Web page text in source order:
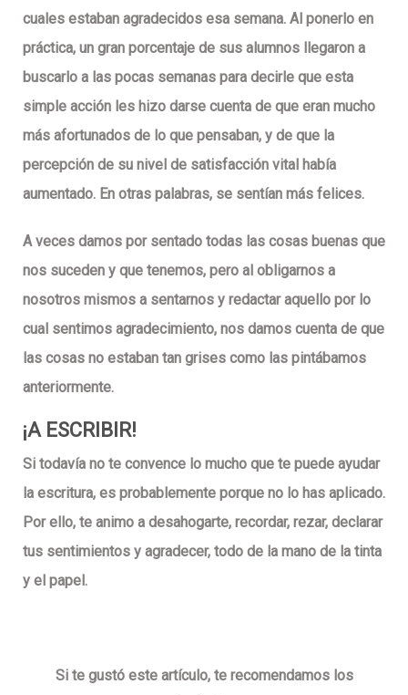
cuales estaban agradecidos esa semana. Al ponerlo en
práctica, un gran porcentaje de sus alumnos llegaron a
buscarlo a las pocas semanas para decirle que esta
simple acción les hizo darse cuenta de que eran mucho
más afortunados de lo que pensaban, y de que la
percepción de su nivel de satisfacción vital había
aumentado. En otras palabras, se sentían más felices.
A veces damos por sentado todas las cosas buenas que
nos suceden y que tenemos, pero al obligarnos a
nosotros mismos a sentarnos y redactar aquello por lo
cual sentimos agradecimiento, nos damos cuenta de que
las cosas no estaban tan grises como las pintábamos
anteriormente.
¡A ESCRIBIR!
Si todavía no te convence lo mucho que te puede ayudar
la escritura, es probablemente porque no lo has aplicado.
Por ello, te animo a desahogarte, recordar, rezar, declarar
tus sentimientos y agradecer, todo de la mano de la tinta
y el papel.
Si te gustó este artículo, te recomendamos los